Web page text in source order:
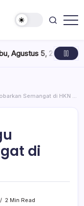
5, 2026 , 11:44 AM
Semangat di HKN ke-61
di
2 Min Read